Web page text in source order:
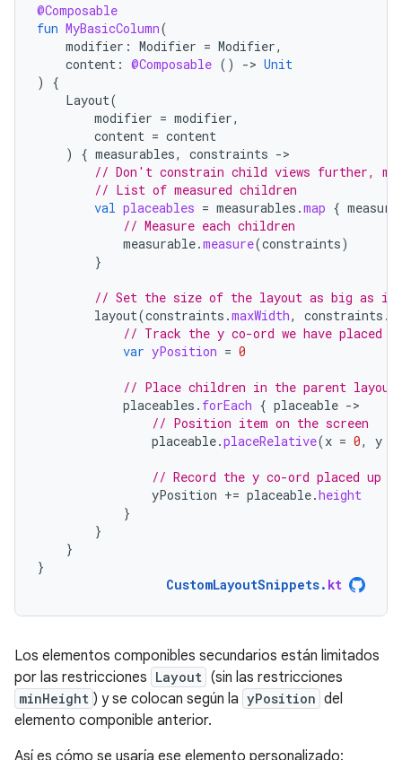
@Composable
fun MyBasicColumn(
modifier : Modifier = Modifier,
content : @Composable () -> Unit
)
{
Layout(
modifier = modifier,
content = content
)
{ measurables, constraints -
// Don't constrain child views further,
// List of measured children
val placeables = measurables .map {
// Measure each children
measurable.measure(constraints)
}
// Set the size of the layout as big as it
layout(constraints .maxWidth, constraints .
// Track the y co-ord we have placed
var yPosition = 0
// Place children in the parent layout
placeables . forEach { placeable -
// Position item on the screen
placeable.placeRelative(x = 0, y
// Record the y co-ord placed up to
yPosition += placeable.height
}
}
}
}
CustomLayoutSnippets. kt
Los elementos componibles secundarios están limitados
por las restricciones Layout (sin las restricciones
minHeight ) y se colocan según la yPosition del
elemento componible anterior.
Así es cómo se usaría ese elemento personalizado: